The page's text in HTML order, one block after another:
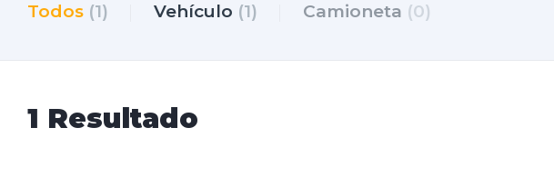
Todos (1) Vehículo (1) Camioneta (0)
1 Resultado